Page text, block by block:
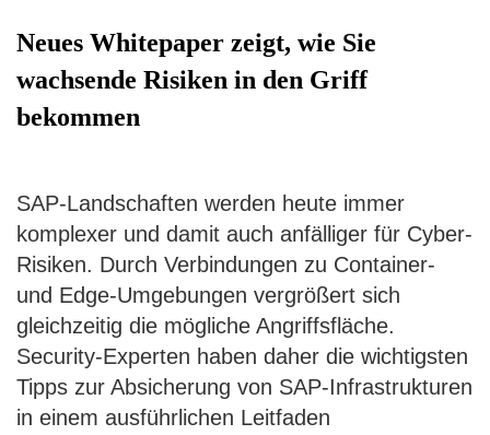
Neues Whitepaper zeigt, wie Sie
wachsende Risiken in den Griff
bekommen
SAP-Landschaften werden heute immer
komplexer und damit auch anfälliger für Cyber-
Risiken. Durch Verbindungen zu Container-
und Edge-Umgebungen vergrößert sich
gleichzeitig die mögliche Angriffsfläche.
Security-Experten haben daher die wichtigsten
Tipps zur Absicherung von SAP-Infrastrukturen
in einem ausführlichen Leitfaden